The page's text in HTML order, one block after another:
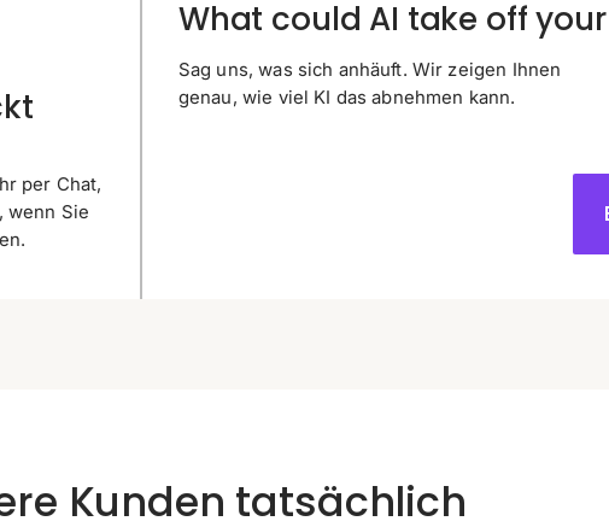
per Chat,
wenn Sie
What could AI take off
Sag uns, was sich anhäuft. Wir zeigen Ihnen
genau, wie viel KI das abnehmen kann.
Kunden tatsächlich